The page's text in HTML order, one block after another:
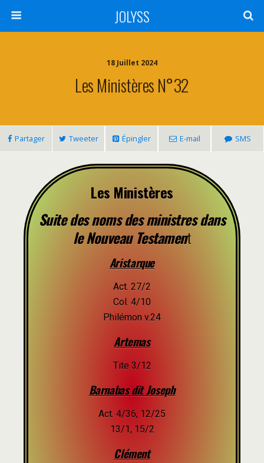
JOLYSS
18 Juillet 2024
Les Ministères N°32
Partager Tweeter Épingler E-mail SMS
Les Ministères
Suite des noms des ministres dans
le Nouveau Testament
Aristarque
Act. 27/2
Col. 4/10
Philémon v.24
Artemas
Tite 3/12
Barnabas dit Joseph
Act. 4/36, 12/25
13/1, 15/2
Clément